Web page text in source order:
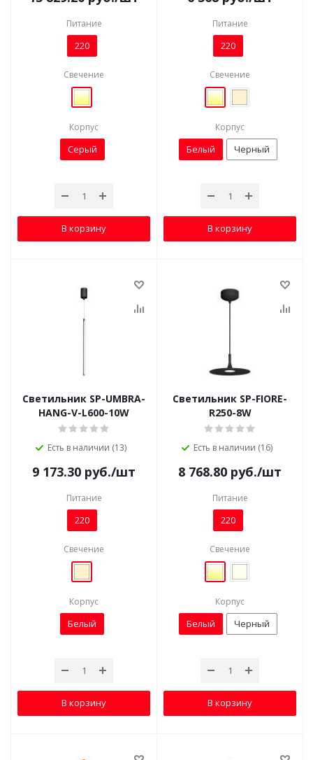
Питание
220
Свечение
Корпус
Серый
В корзину
Питание
220
Свечение
Корпус
Белый Черный
В корзину
Светильник SP-UMBRA-
HANG-V-L600-10W
Есть в наличии (13)
9 173.30 руб./шт
Питание
220
Свечение
Корпус
Белый
В корзину
Светильник SP-FIORE-
R250-8W
Есть в наличии (16)
8 768.80 руб./шт
Питание
220
Свечение
Корпус
Белый Черный
В корзину